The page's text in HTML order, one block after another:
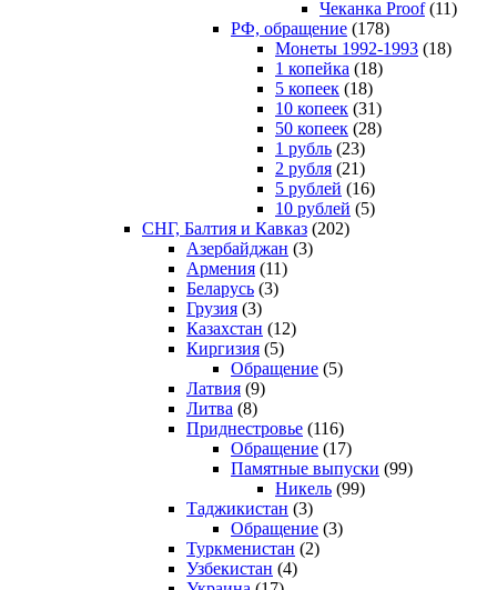
Чеканка Proof(11)
РФ, обращение (178)
Монеты 1992-1993 (18)
1 копейка (18)
5 копеек (18)
10 копеек (31)
50 копеек (28)
1 рубль (23)
2 рубля (21)
5 рублей (16)
10 рублей (5)
СНГ, Балтия и Кавказ (202)
Азербайджан (3)
Армения (11)
Беларусь (3)
Грузия (3)
Казахстан (12)
Киргизия (5)
Обращение (5)
Латвия (9)
Литва (8)
Приднестровье (116)
Обращение (17)
Памятные выпуски (99)
Никель (99)
Таджикистан (3)
Обращение (3)
Туркменистан (2)
Узбекистан (4)